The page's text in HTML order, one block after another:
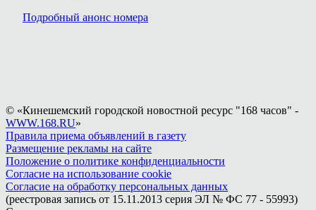
Подробный анонс номера
© «Кинешемский городской новостной ресурс "168 часов" -
WWW.168.RU»
Правила приема объявлений в газету
Размещение рекламы на сайте
Положение о политике конфиденциальности
Согласие на использование cookie
Согласие на обработку персональных данных
(реестровая запись от 15.11.2013 серия ЭЛ № ФС 77 - 55993)